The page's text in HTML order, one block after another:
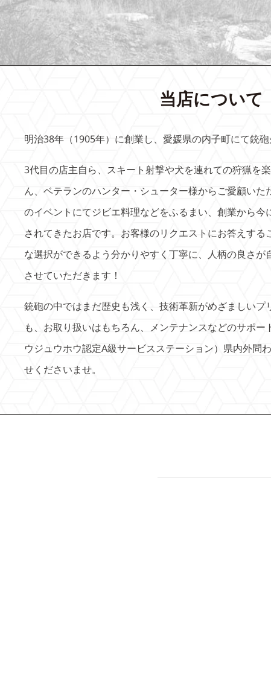
当店について
明治38年（1905年）に創業し、愛媛県の内子町にて銃砲
3代目の店主自ら、スキート射撃や犬を連れての狩猟を
ん、ベテランのハンター・シューター様からご愛顧いた
のイベントにてジビエ料理などをふるまい、創業から今
されてきたお店です。お客様のリクエストにお答えする
な選択ができるよう分かりやすく丁寧に、人柄の良さが
させていただきます！
銃砲の中ではまだ歴史も浅く、技術革新がめざましいプ
も、お取り扱いはもちろん、メンテナンスなどのサポー
ウジュウホウ認定A級サービスステーション）県内外問
せくださいませ。